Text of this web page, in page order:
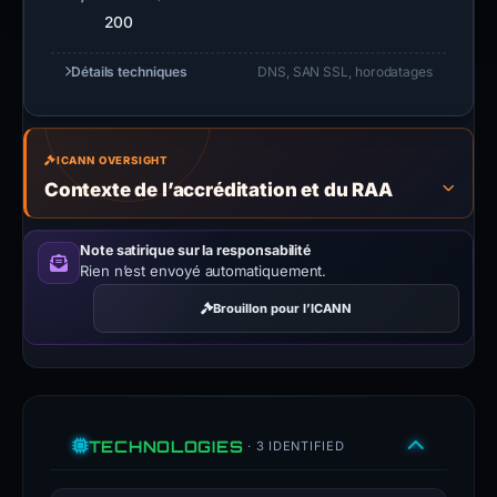
200
Détails techniques DNS, SAN SSL, horodatages
ICANN OVERSIGHT
Contexte de l’accréditation et du RAA
Note satirique sur la responsabilité
Rien n’est envoyé automatiquement.
Brouillon pour l’ICANN
TECHNOLOGIES · 3 IDENTIFIED